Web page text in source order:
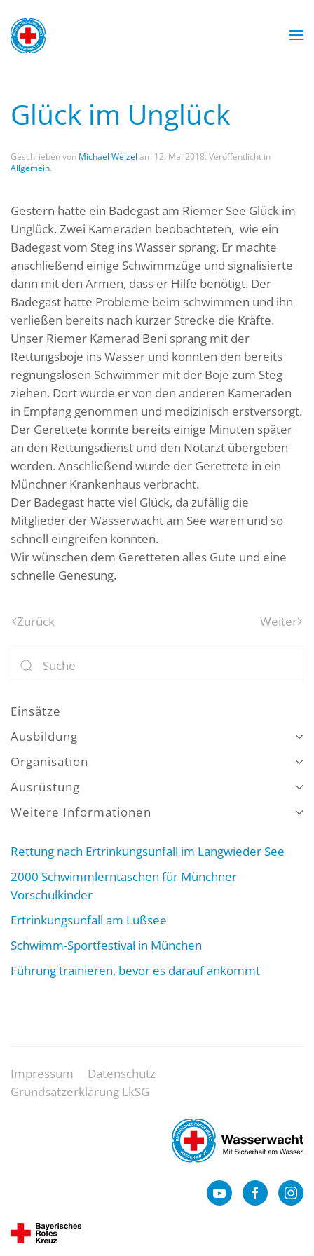
Zum Hauptinhalt springen
Glück im Unglück
Geschrieben von Michael Welzel am 12. Mai 2018. Veröffentlicht in
Allgemein.
Gestern hatte ein Badegast am Riemer See Glück im
Unglück. Zwei Kameraden beobachteten, wie ein
Badegast vom Steg ins Wasser sprang. Er machte
anschließend einige Schwimmzüge und signalisierte
dann mit den Armen, dass er Hilfe benötigt. Der
Badegast hatte Probleme beim schwimmen und ihn
verließen bereits nach kurzer Strecke die Kräfte.
Unser Riemer Kamerad Beni sprang mit der
Rettungsboje ins Wasser und konnten den bereits
regnungslosen Schwimmer mit der Boje zum Steg
ziehen. Dort wurde er von den anderen Kameraden
in Empfang genommen und medizinisch erstversorgt.
Der Gerettete konnte bereits einige Minuten später
an den Rettungsdienst und den Notarzt übergeben
werden. Anschließend wurde der Gerettete in ein
Münchner Krankenhaus verbracht.
Der Badegast hatte viel Glück, da zufällig die
Mitglieder der Wasserwacht am See waren und so
schnell eingreifen konnten.
Wir wünschen dem Geretteten alles Gute und eine
schnelle Genesung.
Zurück Weiter
Einsätze
Ausbildung
Organisation
Ausrüstung
Weitere Informationen
Rettung nach Ertrinkungsunfall im Langwieder See
2000 Schwimmlerntaschen für Münchner
Vorschulkinder
Ertrinkungsunfall am Lußsee
Schwimm-Sportfestival in München
Führung trainieren, bevor es darauf ankommt
Impressum
Datenschutz
Grundsatzerklärung LkSG